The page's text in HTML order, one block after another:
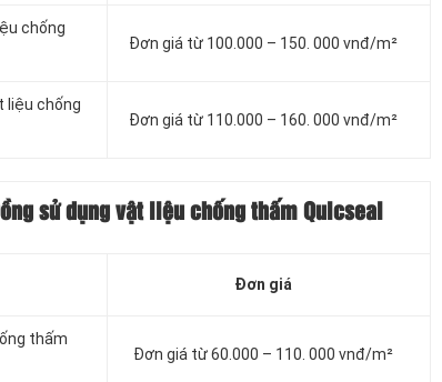
chống
Đơn giá từ 100.000 – 150. 000 vnđ/m²
liệu chống
Đơn giá từ 110.000 – 160. 000 vnđ/m²
sử dụng vật liệu chống thấm Quicseal
Đơn giá
thấm
Đơn giá từ 60.000 – 110. 000 vnđ/m²